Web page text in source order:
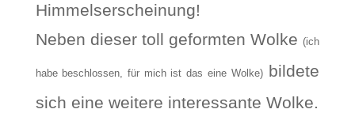
Himmelserscheinung!
Neben dieser toll geformten Wolke(ich
habe beschlossen, für mich ist das eine Wolke)bildete
sich eine weitere interessante Wolke.